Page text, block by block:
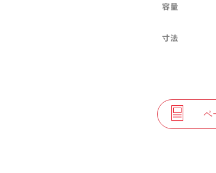
容量
寸法
ペ